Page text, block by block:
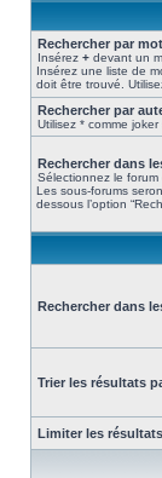
Rechercher par
Insérez + devant un
Insérez une liste de
doit être trouvé.
Rechercher par
Utilisez * comme
Rechercher dans
Sélectionnez le
Les sous-forums
dessous l’option
Rechercher dans
Trier les résultats
Limiter les